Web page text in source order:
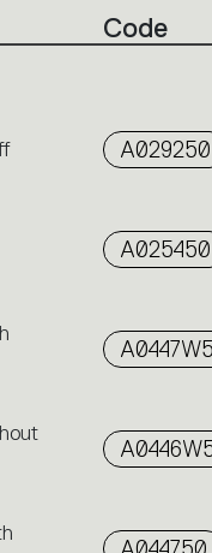
Code
A029250
A025450